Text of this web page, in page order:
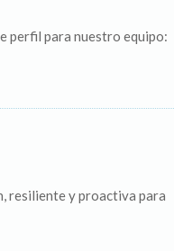
perfil para nuestro equipo:
resiliente y proactiva para